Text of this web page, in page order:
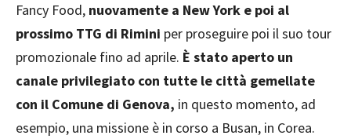
Fancy Food, nuovamente a New York e poi al
prossimo TTG di Rimini per proseguire poi il suo tour
promozionale fino ad aprile. È stato aperto un
canale privilegiato con tutte le città gemellate
con il Comune di Genova, in questo momento, ad
esempio, una missione è in corso a Busan, in Corea.